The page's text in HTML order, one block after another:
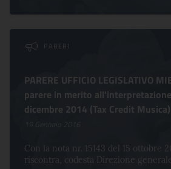
PARERI
PARERE UFFICIO LEGISLATIVO
parere in merito
dicembre 2014 (Tax Credit Musica)
Con la nota nr. 15143 del 15 ottobre
riscontra, codesta Direzione